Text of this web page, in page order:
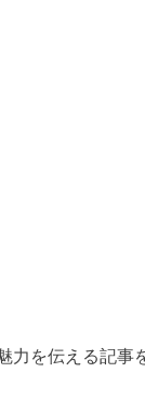
を伝える記事